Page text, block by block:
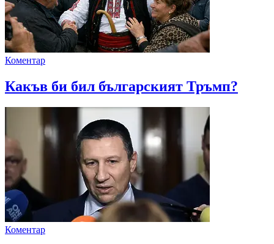
Коментар
Какъв би бил българският Тръмп?
Коментар